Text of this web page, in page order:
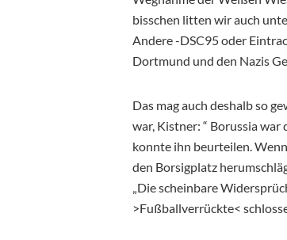
bisschen litten wir auch
Andere -DSC95 oder
Dortmund und den Nazis
Das mag auch deshalb so
war, Kistner: “ Borussia war
konnte ihn beurteilen.
den Borsigplatz
„Die scheinbare
>Fußballverrückte<